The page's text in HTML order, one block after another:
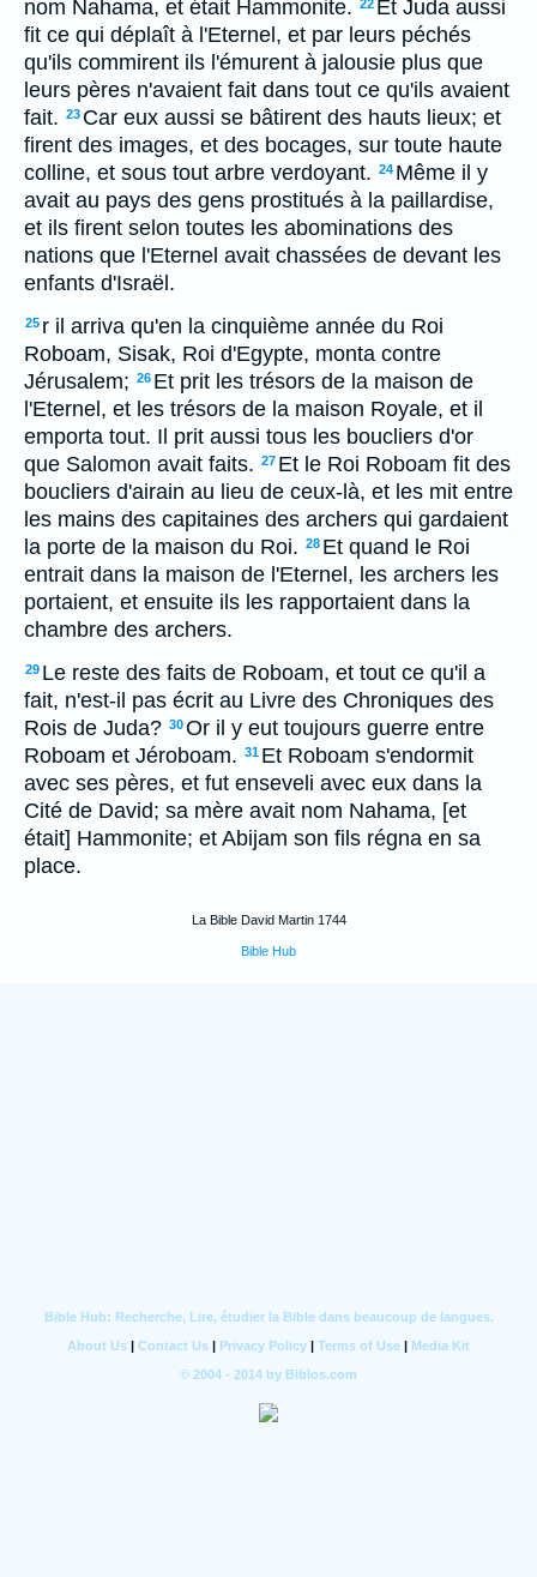
nom Nahama, et était Hammonite. 22 Et Juda aussi
fit ce qui déplaît à l'Eternel, et par leurs péchés
qu'ils commirent ils l'émurent à jalousie plus que
leurs pères n'avaient fait dans tout ce qu'ils avaient
fait. 23 Car eux aussi se bâtirent des hauts lieux; et
firent des images, et des bocages, sur toute haute
colline, et sous tout arbre verdoyant. 24 Même il y
avait au pays des gens prostitués à la paillardise,
et ils firent selon toutes les abominations des
nations que l'Eternel avait chassées de devant les
enfants d'Israël.
25 r il arriva qu'en la cinquième année du Roi
Roboam, Sisak, Roi d'Egypte, monta contre
Jérusalem; 26 Et prit les trésors de la maison de
l'Eternel, et les trésors de la maison Royale, et il
emporta tout. Il prit aussi tous les boucliers d'or
que Salomon avait faits. 27 Et le Roi Roboam fit des
boucliers d'airain au lieu de ceux-là, et les mit entre
les mains des capitaines des archers qui gardaient
la porte de la maison du Roi. 28 Et quand le Roi
entrait dans la maison de l'Eternel, les archers les
portaient, et ensuite ils les rapportaient dans la
chambre des archers.
29 Le reste des faits de Roboam, et tout ce qu'il a
fait, n'est-il pas écrit au Livre des Chroniques des
Rois de Juda? 30Or il y eut toujours guerre entre
Roboam et Jéroboam. 31 Et Roboam s'endormit
avec ses pères, et fut enseveli avec eux dans la
Cité de David; sa mère avait nom Nahama, [et
était] Hammonite; et Abijam son fils régna en sa
place.
La Bible David Martin 1744
Bible Hub